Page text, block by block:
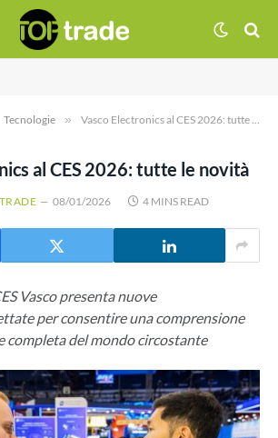
Tecnologie » Vasco Electronics al CES 2026: tutte le novità
al CES 2026: tutte le novità
08/01/2026 4 MINS READ
Vasco presenta nuove
per consentire una comprensione
completa del mondo circostante